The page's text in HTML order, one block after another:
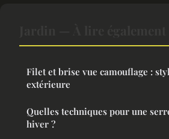
Filet et brise vue camouflage :
extérieure
Quelles techniques pour une
hiver ?